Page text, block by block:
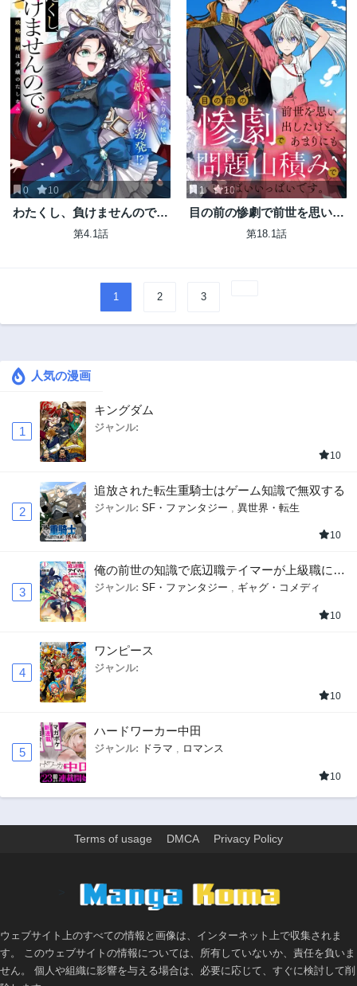
0 10
わたくし、負けませんので。
政略結婚は令嬢のたしなみ
第4.1話
1 10
目の前の惨劇で前世を思い出
したけど、あまりにも問題山
第18.1話
1 2 3
人気の漫画
1
キングダム
ジャンル:
10
2
追放された転生重騎士はゲーム知識で無双する
ジャンル: SF・ファンタジー 異世界・転生
10
3
俺の前世の知識で底辺職テイマーが上級職にな
ってしまいそうな件
ジャンル: SF・ファンタジー , ギャグ・コメディ
10
4
ワンピース
ジャンル:
10
5
ハードワーカー中田
ジャンル: ドラマ , ロマンス
10
Terms of usage DMCA Privacy Policy
ウェブサイト上のすべての情報と画像は、インターネット上で収集されま
す。 このウェブサイトの情報については、所有していないか、責任を負いま
せん。 個人や組織に影響を与える場合は、必要に応じて、すぐに検討して削